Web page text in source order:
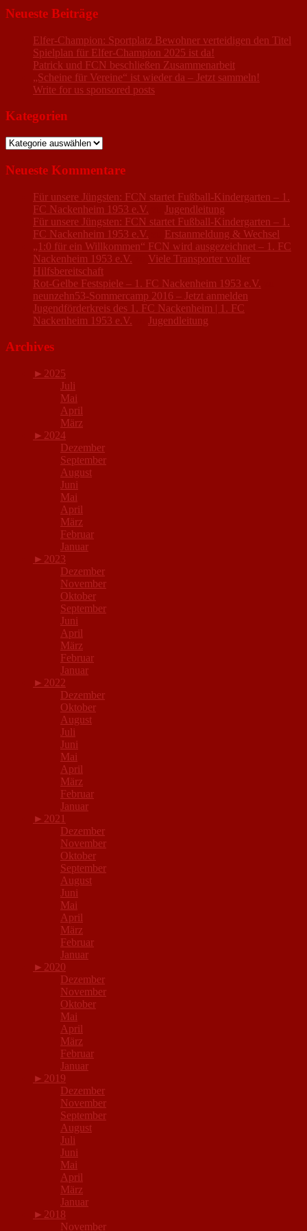
Neueste Beiträge
Elfer-Champion: Sportplatz Bewohner verteidigen den Titel
Spielplan für Elfer-Champion 2025 ist da!
Patrick und FCN beschließen Zusammenarbeit
„Scheine für Vereine“ ist wieder da – Jetzt sammeln!
Write for us sponsored posts
Kategorien
Kategorien
Neueste Kommentare
Für unsere Jüngsten: FCN startet Fußball-Kindergarten – 1.
FC Nackenheim 1953 e.V.
Jugendleitung
Für unsere Jüngsten: FCN startet Fußball-Kindergarten – 1.
FC Nackenheim 1953 e.V.
Erstanmeldung & Wechsel
„1:0 für ein Willkommen“ FCN wird ausgezeichnet – 1. FC
Nackenheim 1953 e.V.
Viele Transporter voller
Hilfsbereitschaft
Rot-Gelbe Festspiele – 1. FC Nackenheim 1953 e.V.
neunzehn53-Sommercamp 2016 – Jetzt anmelden
Jugendförderkreis des 1. FC Nackenheim | 1. FC
Nackenheim 1953 e.V.
Jugendleitung
Archives
► 2025
Juli
Mai
April
März
► 2024
Dezember
September
August
Juni
Mai
April
März
Februar
Januar
► 2023
Dezember
November
Oktober
September
Juni
April
März
Februar
Januar
► 2022
Dezember
Oktober
August
Juli
Juni
Mai
April
März
Februar
Januar
► 2021
Dezember
November
Oktober
September
August
Juni
Mai
April
März
Februar
Januar
► 2020
Dezember
November
Oktober
Mai
April
März
Februar
Januar
► 2019
Dezember
November
September
August
Juli
Juni
Mai
April
März
Januar
► 2018
November